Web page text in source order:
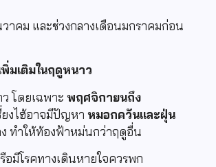
าคม และช่วงกลางเดือนมกราคมก่อน
มเติมในฤดูหนาว
โดยเฉพาะ พฤศจิกายนถึง
ยงไฮ้อาจมีปัญหา หมอกควันและฝุ่น
ทำให้ท้องฟ้าหม่นกว่าฤดูอื่น
มีโรคทางเดินหายใจควรพก